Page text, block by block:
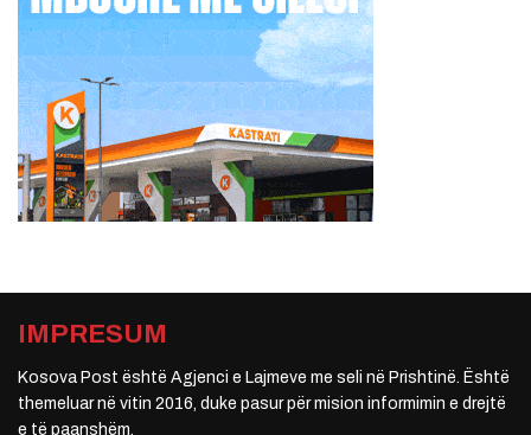
IMPRESUM
Kosova Post është Agjenci e Lajmeve me seli në Prishtinë. Është
themeluar në vitin 2016, duke pasur për mision informimin e drejtë
e të paanshëm.